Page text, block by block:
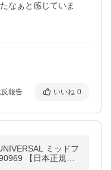
なぁと感じていま
報告 いいね 0
ミッドフ
【日本正規品/
メンズ/アウトドア/